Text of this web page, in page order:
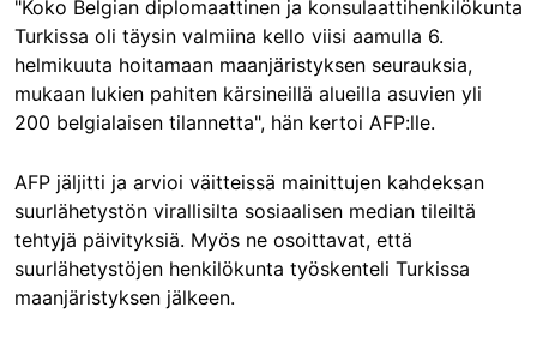
"Koko Belgian diplomaattinen ja konsulaattihenkilökunta
Turkissa oli täysin valmiina kello viisi aamulla 6.
helmikuuta hoitamaan maanjäristyksen seurauksia,
mukaan lukien pahiten kärsineillä alueilla asuvien yli
200 belgialaisen tilannetta", hän kertoi AFP:lle.
AFP jäljitti ja arvioi väitteissä mainittujen kahdeksan
suurlähetystön virallisilta sosiaalisen median tileiltä
tehtyjä päivityksiä. Myös ne osoittavat, että
suurlähetystöjen henkilökunta työskenteli Turkissa
maanjäristyksen jälkeen.